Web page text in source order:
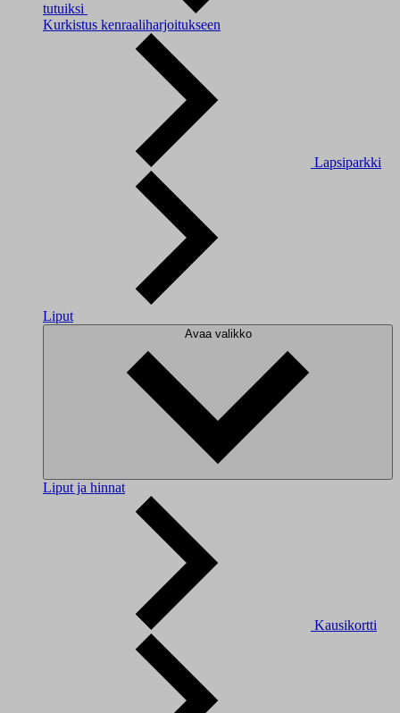
tutuiksi
Kurkistus kenraaliharjoitukseen
Lapsiparkki
Liput
Avaa valikko
Liput ja hinnat
Kausikortti